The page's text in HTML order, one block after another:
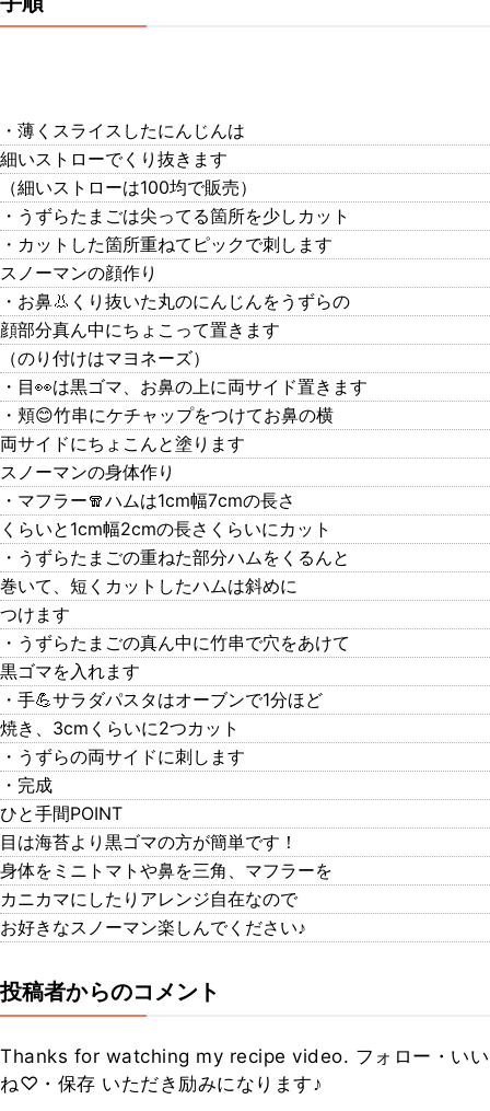
・薄くスライスしたにんじんは
細いストローでくり抜きます
（細いストローは100均で販売）
・うずらたまごは尖ってる箇所を少しカット
・カットした箇所重ねてピックで刺します
スノーマンの顔作り
・お鼻👃くり抜いた丸のにんじんをうずらの
顔部分真ん中にちょこって置きます
（のり付けはマヨネーズ）
・目👀は黒ゴマ、お鼻の上に両サイド置きます
・頬😊竹串にケチャップをつけてお鼻の横
両サイドにちょこんと塗ります
スノーマンの身体作り
・マフラー🧣ハムは1cm幅7cmの長さ
くらいと1cm幅2cmの長さくらいにカット
・うずらたまごの重ねた部分ハムをくるんと
巻いて、短くカットしたハムは斜めに
つけます
・うずらたまごの真ん中に竹串で穴をあけて
黒ゴマを入れます
・手💪サラダパスタはオーブンで1分ほど
焼き、3cmくらいに2つカット
・うずらの両サイドに刺します
・完成
ひと手間POINT
目は海苔より黒ゴマの方が簡単です！
身体をミニトマトや鼻を三角、マフラーを
カニカマにしたりアレンジ自在なので
お好きなスノーマン楽しんでください♪
投稿者からのコメント
Thanks for watching my recipe video. フォロー・いい
ね♡・保存 いただき励みになります♪